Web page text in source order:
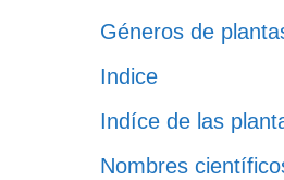
Géneros de
Indice
Indíce de las
Nombres